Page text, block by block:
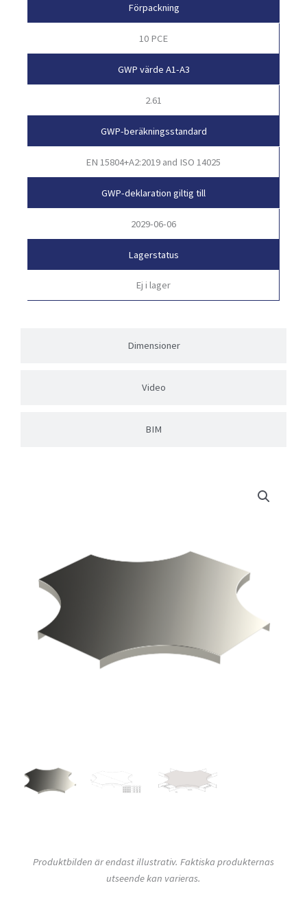
Dimensioner
Video
BIM
Förpackning
10 PCE
GWP värde A1-A3
2.61
GWP-beräkningsstandard
EN 15804+A2:2019 and ISO 14025
GWP-deklaration giltig till
2029-06-06
Lagerstatus
Ej i lager
Produktbilden är endast illustrativ. Faktiska produkternas
utseende kan varieras.